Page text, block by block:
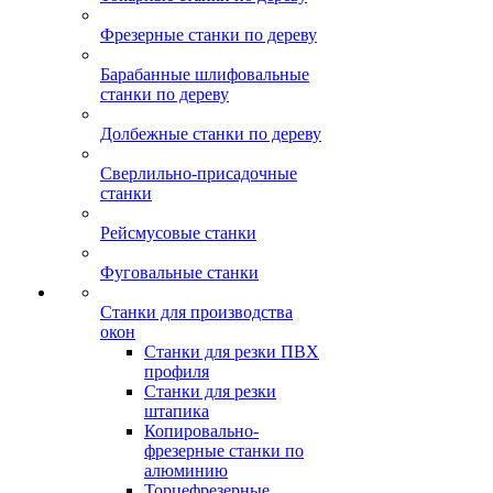
Фрезерные станки по дереву
Барабанные шлифовальные
станки по дереву
Долбежные станки по дереву
Сверлильно-присадочные
станки
Рейсмусовые станки
Фуговальные станки
Станки для производства
окон
Станки для резки ПВХ
профиля
Станки для резки
штапика
Копировально-
фрезерные станки по
алюминию